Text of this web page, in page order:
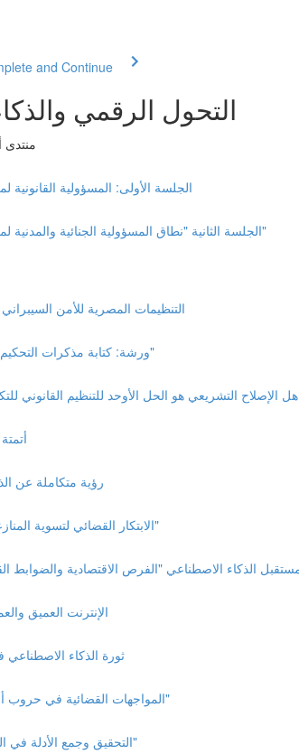
and Continue
التحول الرقمي
منتدى
الجلسة الأولى: المسؤولية
الجلسة الثانية "نطاق المسؤولية الجنائية والمدنية لمقدمي الخدمات"
التنظيمات المصرية للأمن السيبراني
ورشة: كتابة مذكرات التحكيم في زمن "فوكا"
هل الإصلاح التشريعي هو الحل الأوحد للتنظيم القانوني
رؤية متكاملة عن
"الابتكار القضائي لتسوية المنازعات السيبرانية"
الإنترنت العميق
ثورة الذكاء الاصطناعي
"المواجهات القضائية في حروب أمن المعلومات"
"التحقيق وجمع الأدلة في الجرائم الرقمية"